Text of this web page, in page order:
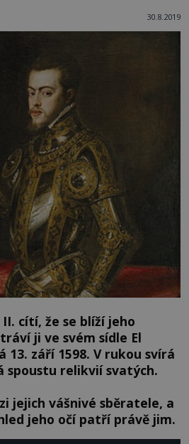
30.8.2019
cítí, že se blíží jeho
ji ve svém sídle El
13. září 1598. V rukou svírá
spoustu relikvií svatých.
jejich vášnivé sběratele, a
jeho očí patří právě jim.